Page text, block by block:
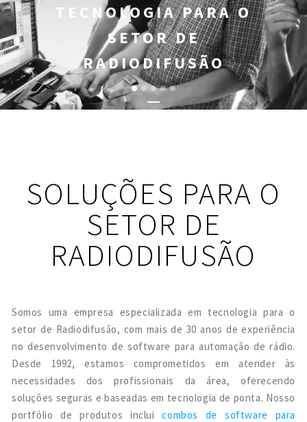
TECNOLOGIA PARA O
SETOR DE
RADIODIFUSÃO
SOLUÇÕES PARA O
SETOR DE
RADIODIFUSÃO
Somos uma empresa especializada em tecnologia para o
setor de Radiodifusão, com mais de 30 anos de experiência
no desenvolvimento de software para automação de rádio.
Desde 1992, estamos comprometidos em atender às
necessidades dos profissionais da área, oferecendo
soluções seguras e baseadas em tecnologia de ponta. Nosso
portfólio de produtos incluicombos de software para